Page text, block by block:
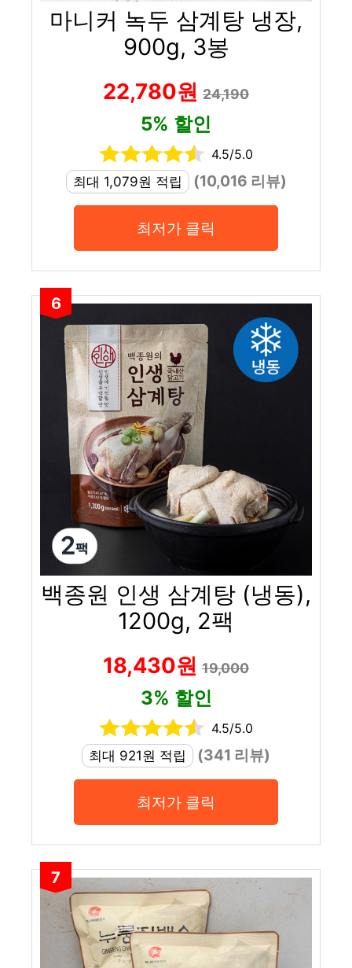
마니커 녹두 삼계탕 냉장,
900g, 3봉
22,780원 24,190
5% 할인
4.5/5.0
최대 1,079원 적립
(10,016 리뷰)
최저가 클릭
6
백종원 인생 삼계탕 (냉동),
1200g, 2팩
18,430원 19,000
3% 할인
4.5/5.0
최대 921원 적립
(341 리뷰)
최저가 클릭
7